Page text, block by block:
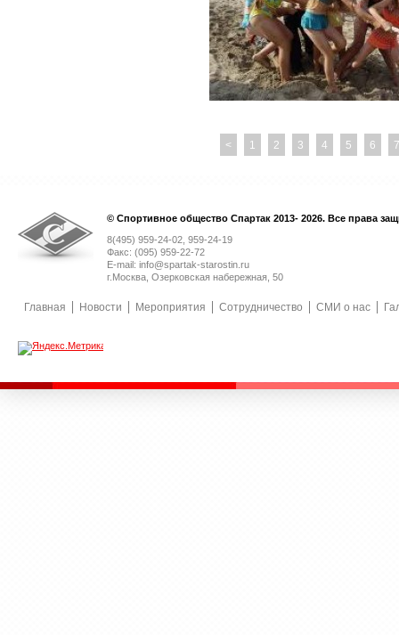
< 1 2 3 4 5 6 7
© Спортивное общество Спартак 2013- 2026. Все права
8(495) 959-24-02, 959-24-19
Факс: (095) 959-22-72
E-mail: info@spartak-starostin.ru
г.Москва, Озерковская набережная, 50
Главная Новости Мероприятия Сотрудничество СМИ о нас